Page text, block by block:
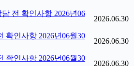
전 확인사항 2026년06
2026.06.30
확인사항 2026년06월30
2026.06.30
확인사항 2026년06월30
2026.06.30